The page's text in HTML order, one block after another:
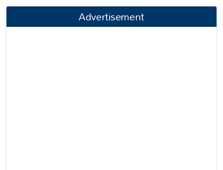
Advertisement